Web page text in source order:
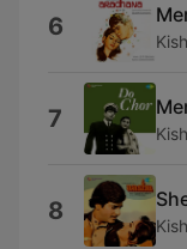
6
7
8